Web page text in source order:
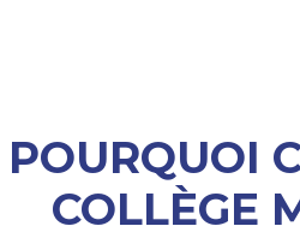
POURQUOI
COLLÈGE